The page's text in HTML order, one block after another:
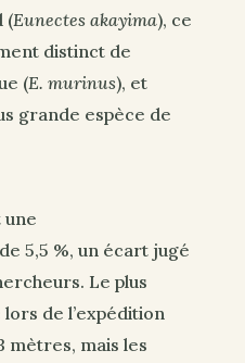
(Eunectes akayima), ce
distinct de
(E. murinus), et
grande espèce de
une
5,5 %, un écart jugé
Le plus
de l’expédition
mètres, mais les